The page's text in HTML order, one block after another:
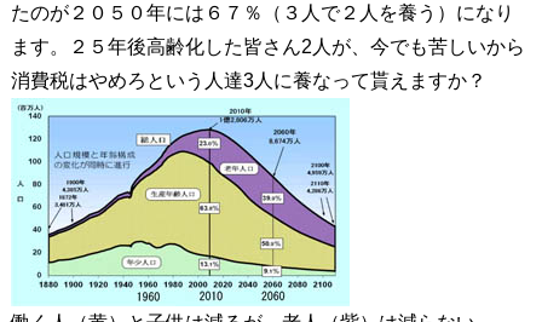
たのが２０５０年には６７％（３人で２人を養う）になり
ます。２５年後高齢化した皆さん2人が、今でも苦しいから
消費税はやめろという人達3人に養なって貰えますか？